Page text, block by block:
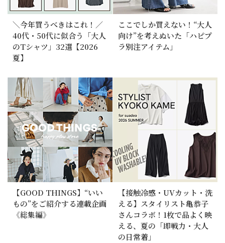
＼今年買うべきはこれ！／
40代・50代に似合う「大人
のTシャツ」32選【2026
夏】
ここでしか買えない！“大人
向け”を考えぬいた「ハピプ
ラ別注アイテム」
【GOOD THINGS】“いい
もの”をご紹介する連載企画
《総集編》
【接触冷感・UVカット・洗
える】スタイリスト亀恭子
さんコラボ！1枚で品よく映
える、夏の「即戦力・大人
の日常着」